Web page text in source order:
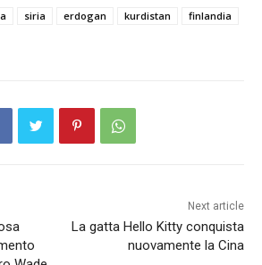
siria erdogan kurdistan
finlandia
Next article
La gatta Hello Kitty conquista
nuovamente la Cina